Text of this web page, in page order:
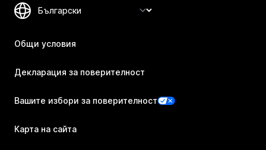
Общи условия
Декларация за поверителност
Вашите избори за поверителност
Карта на сайта